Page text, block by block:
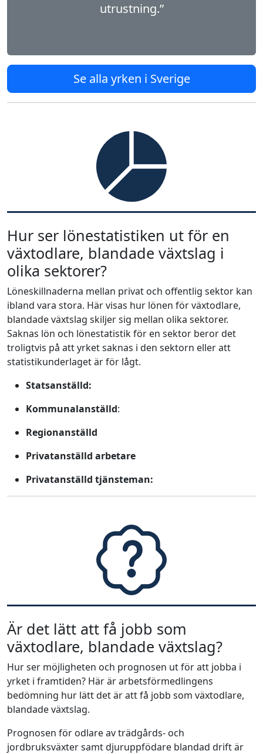
utrustning.”
Se alla yrken i Sverige
Hur ser lönestatistiken ut för en
växtodlare, blandade växtslag i
olika sektorer?
Löneskillnaderna mellan privat och offentlig sektor kan
ibland vara stora. Här visas hur lönen för växtodlare,
blandade växtslag skiljer sig mellan olika sektorer.
Saknas lön och lönestatistik för en sektor beror det
troligtvis på att yrket saknas i den sektorn eller att
statistikunderlaget är för lågt.
Statsanställd:
Kommunalanställd:
Regionanställd
Privatanställd arbetare
Privatanställd tjänsteman:
Är det lätt att få jobb som
växtodlare, blandade växtslag?
Hur ser möjligheten och prognosen ut för att jobba i
yrket i framtiden? Här är arbetsförmedlingens
bedömning hur lätt det är att få jobb som växtodlare,
blandade växtslag.
Prognosen för odlare av trädgårds- och
jordbruksväxter samt djuruppfödare blandad drift är